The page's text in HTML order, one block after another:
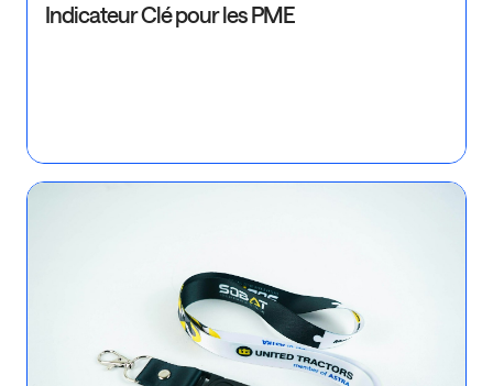
Indicateur Clé pour les PME